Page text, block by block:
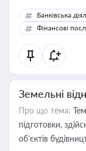
Банківська
Фінансові
Земельні
Про що тема:
підготовки,
об’єктів